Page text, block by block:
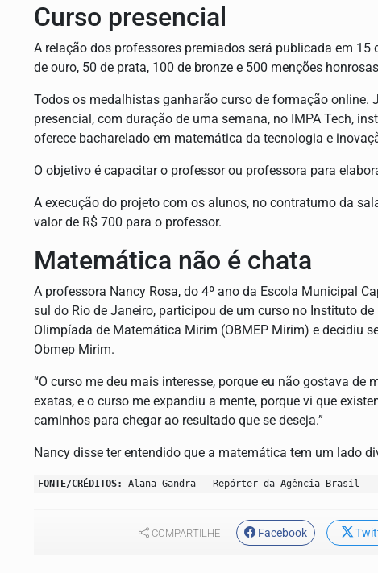
Curso presencial
A relação dos professores premiados será publicada em
de ouro, 50 de prata, 100 de bronze e 500 menções
Todos os medalhistas ganharão curso de formação
presencial, com duração de uma semana, no IMPA Tech,
oferece bacharelado em matemática da tecnologia e
O objetivo é capacitar o professor ou professora para
A execução do projeto com os alunos, no contraturno da
valor de R$ 700 para o professor.
Matemática não é chata
A professora Nancy Rosa, do 4º ano da Escola Municipal
sul do Rio de Janeiro, participou de um curso no Instituto
Olimpíada de Matemática Mirim (OBMEP Mirim) e decidiu
Obmep Mirim.
“O curso me deu mais interesse, porque eu não gostava de
exatas, e o curso me expandiu a mente, porque vi que
caminhos para chegar ao resultado que se deseja.”
Nancy disse ter entendido que a matemática tem um lado
FONTE/CRÉDITOS: Alana Gandra - Repórter da Agência Brasil
COMPARTILHE Facebook